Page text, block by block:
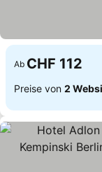
Ab CHF 112
Preise von 2